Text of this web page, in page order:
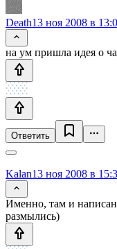
Death13 ноя 2008 в
на ум пришла идея о
Ответить
Kalan13 ноя 2008 в
Именно, там и
размылись)